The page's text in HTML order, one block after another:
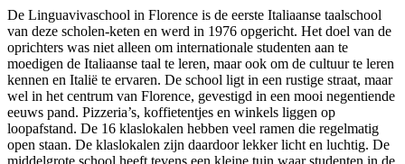
De Linguavivaschool in Florence is de eerste Italiaanse taalschool
van deze scholen-keten en werd in 1976 opgericht. Het doel van de
oprichters was niet alleen om internationale studenten aan te
moedigen de Italiaanse taal te leren, maar ook om de cultuur te leren
kennen en Italië te ervaren. De school ligt in een rustige straat, maar
wel in het centrum van Florence, gevestigd in een mooi negentiende
eeuws pand. Pizzeria’s, koffietentjes en winkels liggen op
loopafstand. De 16 klaslokalen hebben veel ramen die regelmatig
open staan. De klaslokalen zijn daardoor lekker licht en luchtig. De